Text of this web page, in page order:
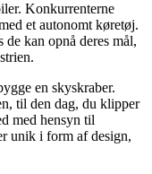
Konkurrenterne
et autonomt køretøj.
kan opnå deres mål,
en skyskraber.
til den dag, du klipper
med hensyn til
unik i form af design,